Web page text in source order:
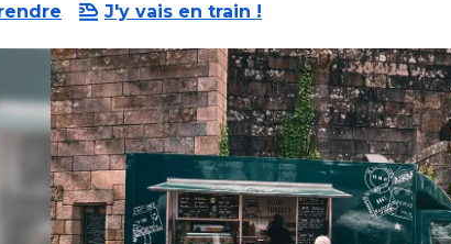
J'y vais en train !